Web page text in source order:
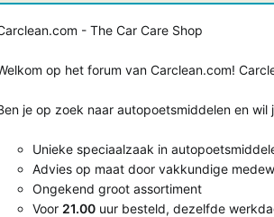
- The Car Care Shop
op het forum van Carclean.com!
je op zoek naar autopoetsmiddelen en
Unieke speciaalzaak in
Advies op maat door vakkundige
Ongekend groot assortiment
Voor 21.00 uur besteld, dezelfde